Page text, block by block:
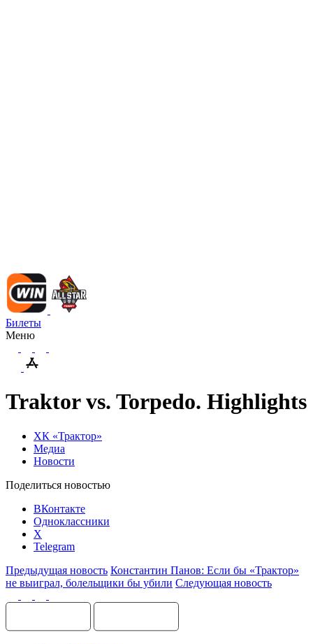
Билеты
Меню
Traktor vs. Torpedo. Highlights
ХК «Трактор»
Медиа
Новости
Поделиться новостью
ВКонтакте
Одноклассники
X
Telegram
Предыдущая новость Константин Панов: Если бы «Трактор»
не выиграл, болельщики бы убили Следующая новость